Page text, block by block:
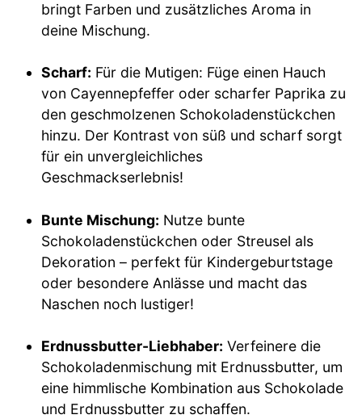
bringt Farben und zusätzliches Aroma in
deine Mischung.
Scharf: Für die Mutigen: Füge einen Hauch
von Cayennepfeffer oder scharfer Paprika zu
den geschmolzenen Schokoladenstückchen
hinzu. Der Kontrast von süß und scharf sorgt
für ein unvergleichliches
Geschmackserlebnis!
Bunte Mischung: Nutze bunte
Schokoladenstückchen oder Streusel als
Dekoration – perfekt für Kindergeburtstage
oder besondere Anlässe und macht das
Naschen noch lustiger!
Erdnussbutter-Liebhaber: Verfeinere die
Schokoladenmischung mit Erdnussbutter, um
eine himmlische Kombination aus Schokolade
und Erdnussbutter zu schaffen.